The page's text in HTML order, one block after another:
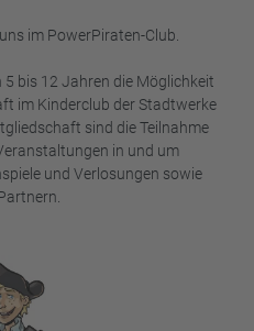
im PowerPiraten-Club.
bis 12 Jahren die Möglichkeit
im Kinderclub der Stadtwerke
sind die Teilnahme
in und um
und Verlosungen sowie